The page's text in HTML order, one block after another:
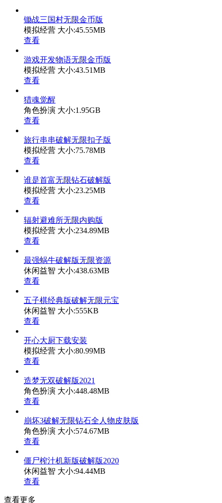
锄战三国村无限金币版
模拟经营 大小:45.55MB
查看
游戏开发物语无限金币版
模拟经营 大小:43.51MB
查看
猎魂觉醒
角色扮演 大小:1.95GB
查看
旅行串串破解无限扣子版
模拟经营 大小:75.78MB
查看
谁是首富无限钻石破解版
模拟经营 大小:23.25MB
查看
辐射避难所无限内购版
模拟经营 大小:234.89MB
查看
最强蜗牛破解版无限资源
休闲益智 大小:438.63MB
查看
五子棋经典版破解无限元宝
休闲益智 大小:555KB
查看
开心大厨下载安装
模拟经营 大小:80.99MB
查看
造梦无双破解版2021
角色扮演 大小:448.48MB
查看
崩坏3破解无限钻石全人物皮肤版
角色扮演 大小:574.67MB
查看
僵尸榨汁机新版破解版2020
休闲益智 大小:94.44MB
查看
查看更多